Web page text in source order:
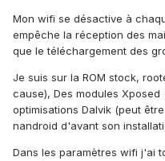
Mon wifi se désactive à
empêche la réception des
que le téléchargement des
Je suis sur la ROM stock,
cause), Des modules
optimisations Dalvik (peut
nandroid d'avant son
Dans les paramètres wifi j'ai